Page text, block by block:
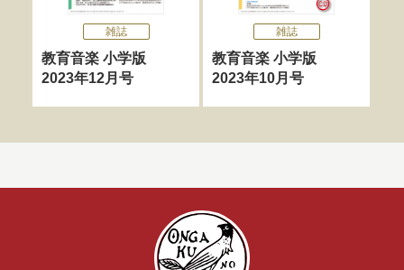
雑誌
教育音楽 小学版
2023年12月号
雑誌
教育音楽 小学版
2023年10月号